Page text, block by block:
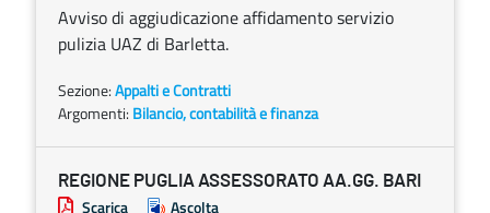
Avviso di aggiudicazione affidamento servizio
pulizia UAZ di Barletta.
Sezione:Appalti e Contratti
Argomenti: Bilancio, contabilità e finanza
REGIONE PUGLIA ASSESSORATO AA.GG. BARI
Scarica Ascolta